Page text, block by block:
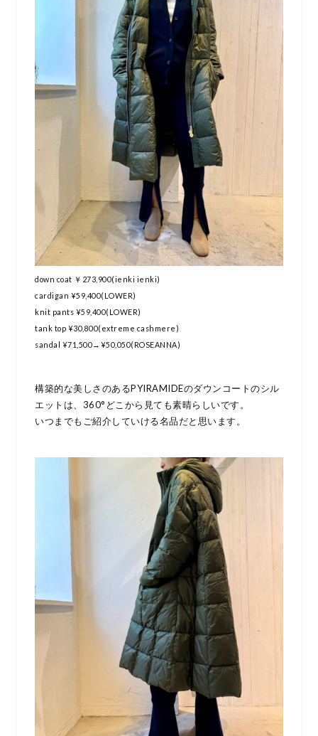
down coat ￥273,900(ienki ienki)
cardigan ¥59,400(LOWER)
knit pants ¥59,400(LOWER)
tank top ¥30,800(extreme cashmere)
sandal ¥71,500→¥50,050(ROSEANNA)
構築的な美しさのあるPYIRAMIDEのダウンコートのシル
エットは、360°どこから見ても素晴らしいです。
いつまでもご紹介していける名品だと思います。